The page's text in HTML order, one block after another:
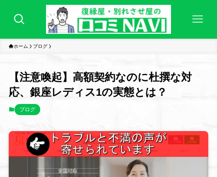
ホーム ブログ
【注意喚起】高額契約なのに杜撰な対
応、銀座レディス1の実態とは？
ブログ